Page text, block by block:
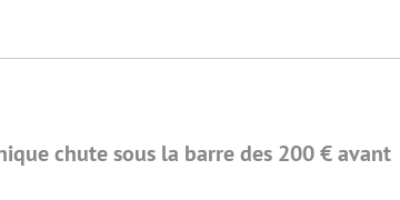
chute sous la barre des 200 € avant